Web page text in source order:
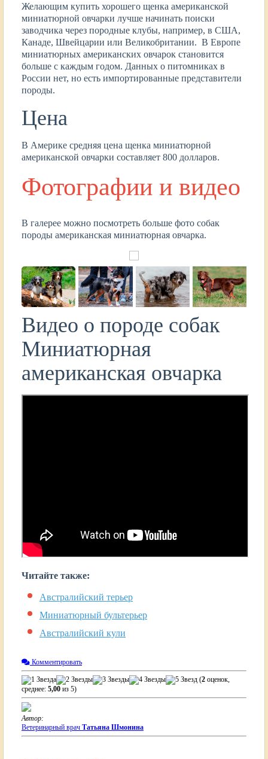
Желающим купить хорошего щенка американской
миниатюрной овчарки лучше начинать поиски
заводчика через породные клубы, например, в США,
Канаде, Швейцарии или Великобритании. В Европе
миниатюрных американских овчарок становится
больше с каждым годом. Данных о питомниках в
России нет, но есть импортированные представители
породы.
Цена
В Америке средняя цена щенка миниатюрной
американской овчарки составляет 800 долларов.
Фотографии и видео
В галерее можно посмотреть больше фото собак
породы американская миниатюрная овчарка.
Видео о породе собак
Миниатюрная
американская овчарка
Читайте также:
Австралийский терьер
Миниатюрный бультерьер
Австралийский кули
Комментировать
(2 оценок,
среднее: 5,00 из 5)
Автор:
Ветеринарный врач Татьяна Шмонина